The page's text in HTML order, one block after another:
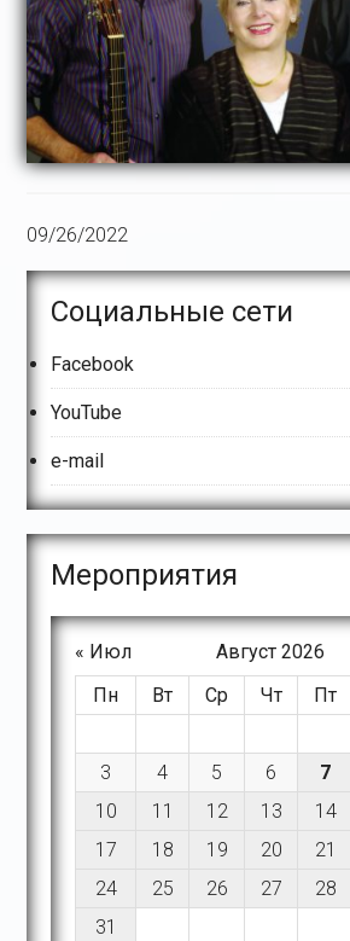
09/26/2022
Основной
сайдбар
Социальные сети
Facebook
YouTube
e-mail
Meроприятия
Август 2026
Пн
Вт Ср Чт Пт
3
4 5 6 7
10
11 12 13 14
17
18 19 20 21
24
25 26 27 28
31
« Июл